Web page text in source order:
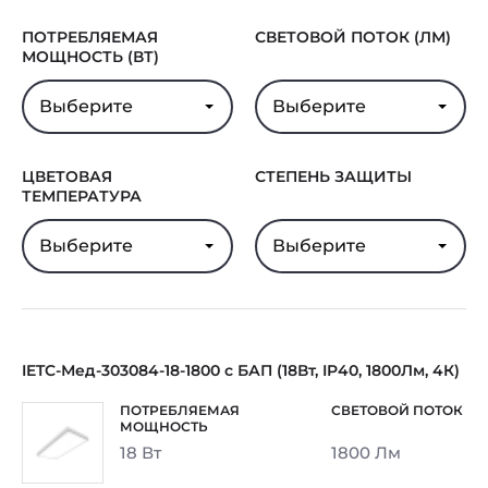
Гарантия 5 лет
ПОТРЕБЛЯЕМАЯ
МОЩНОСТЬ (ВТ)
Выберите
СВЕТОВОЙ ПОТОК (ЛМ)
Выберите
ЦВЕТОВАЯ
ТЕМПЕРАТУРА
Выберите
СТЕПЕНЬ ЗАЩИТЫ
Выберите
IETC-Мед-303084-18-1800 с БАП (18Вт, IP40, 1800Лм, 4К)
18 Вт 1800 Лм